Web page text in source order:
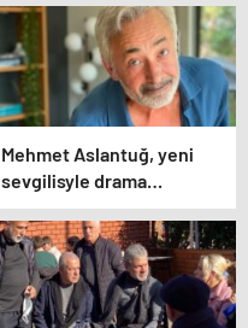
Mehmet Aslantuğ, yeni
sevgilisyle drama
çalışmalarında tanıştı –
Magazin haberleri